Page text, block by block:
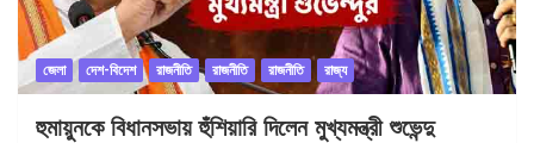
জেলা দেশ-বিদেশ রাজনীতি রাজনীতি রাজনীতি রাজ্য
হুমায়ুনকে বিধানসভায় হুঁশিয়ারি দিলেন মুখ্যমন্ত্রী শুভেন্দু